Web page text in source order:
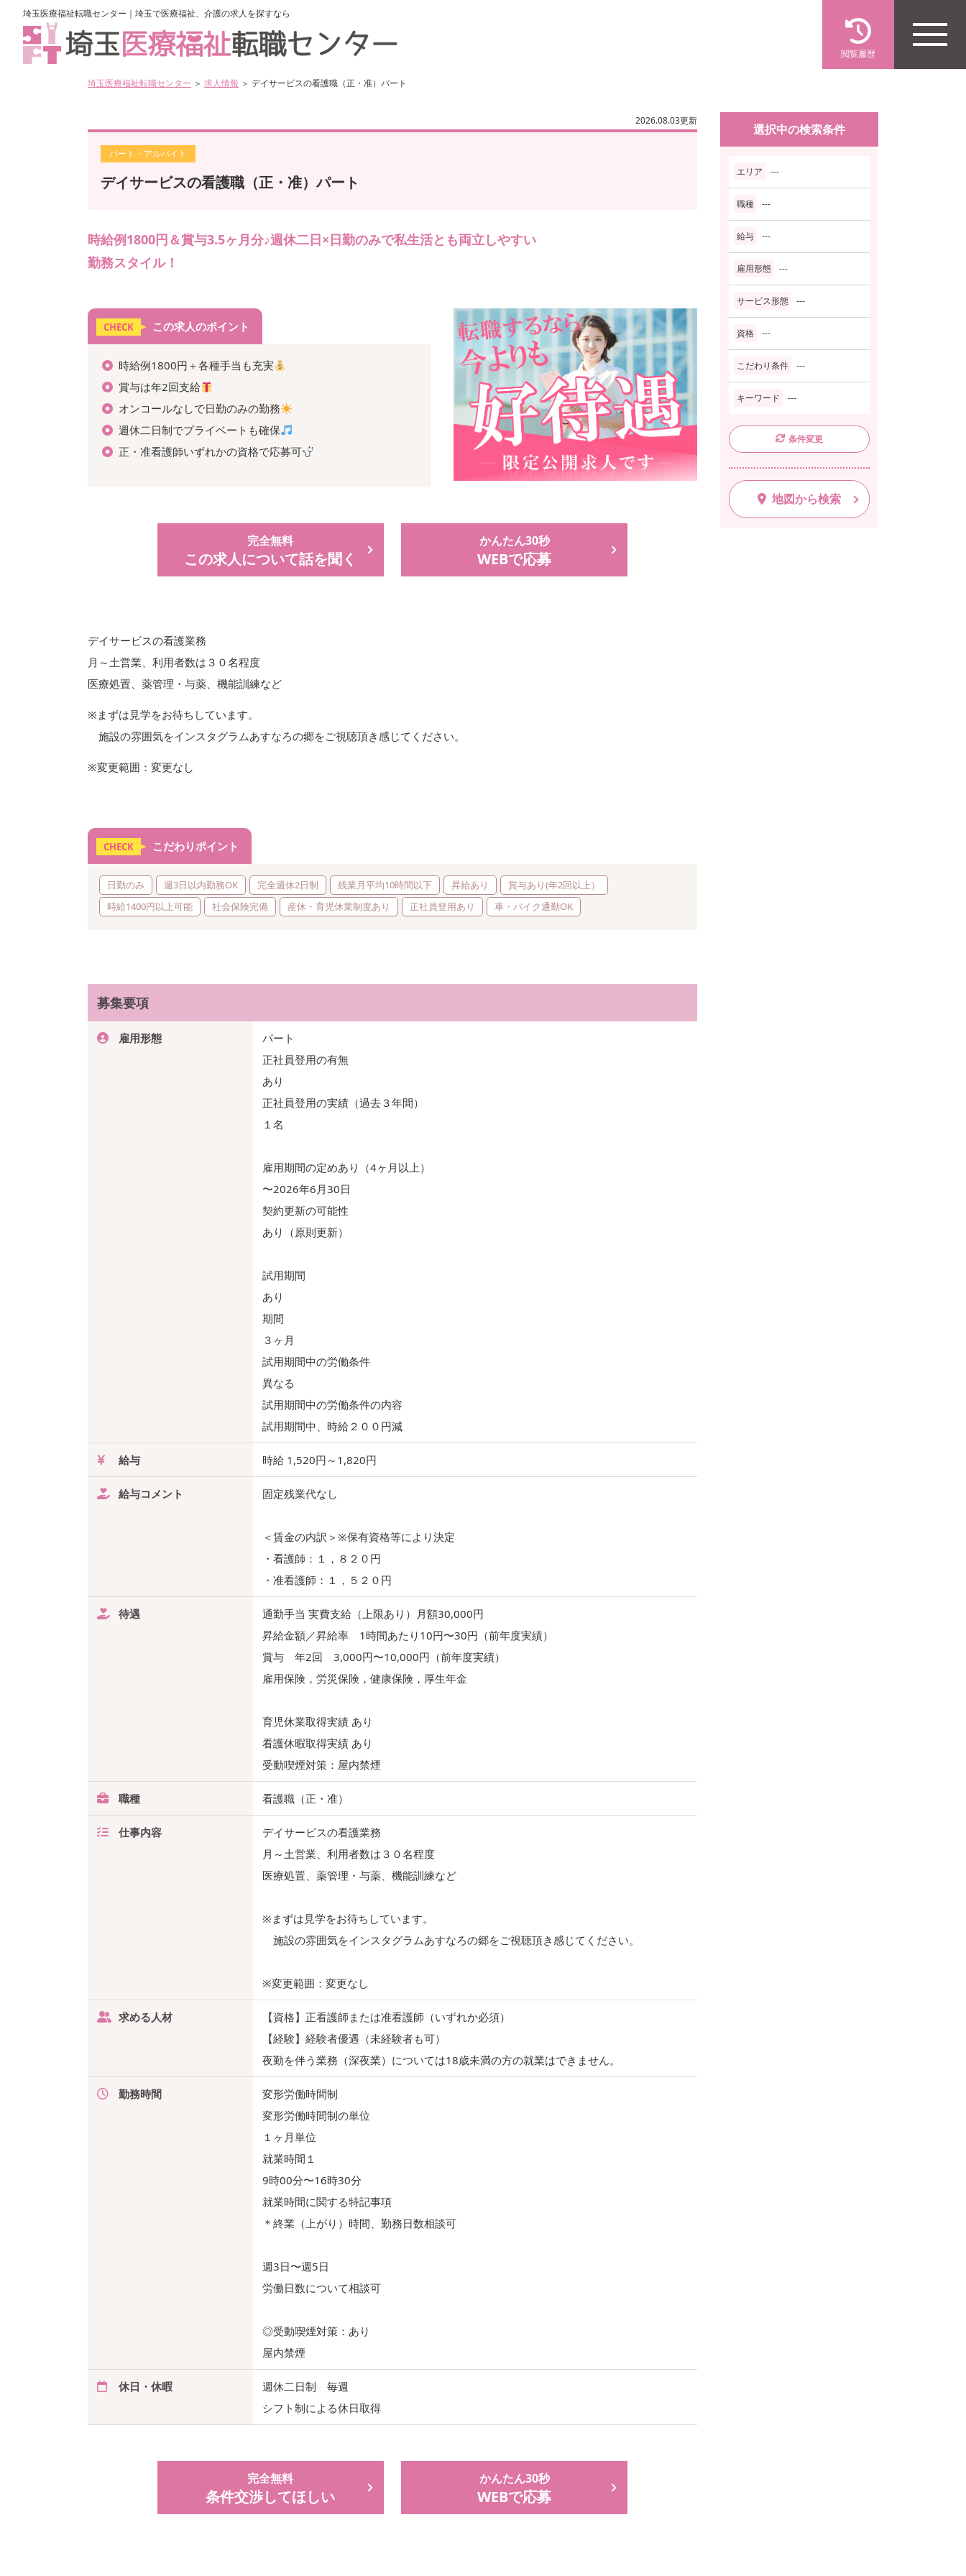
埼玉医療福祉転職センター｜埼玉で医療福祉、介護の求人を探すなら
閲覧履歴
埼玉医療福祉転職センター ＞ 求人情報 ＞ デイサービスの看護職（正・准）パート
選択中の検索条件
エリア ---
職種 ---
給与 ---
雇用形態 ---
サービス形態 ---
資格 ---
こだわり条件 ---
キーワード ---
条件変更
地図から検索
2026.08.03更新
パート・アルバイト
デイサービスの看護職（正・准）パート
時給例1800円＆賞与3.5ヶ月分♪週休二日×日勤のみで私生活とも両立しやすい
勤務スタイル！
CHECK この求人のポイント
時給例1800円＋各種手当も充実
賞与は年2回支給
オンコールなしで日勤のみの勤務
週休二日制でプライベートも確保
正・准看護師いずれかの資格で応募可
完全無料
この求人について話を聞く
かんたん30秒
WEBで応募
デイサービスの看護業務
月～土営業、利用者数は３０名程度
医療処置、薬管理・与薬、機能訓練など
※まずは見学をお待ちしています。
施設の雰囲気をインスタグラムあすなろの郷をご視聴頂き感じてください。
※変更範囲：変更なし
CHECK こだわりポイント
日勤のみ 週3日以内勤務OK 完全週休2日制 残業月平均10時間以下 昇給あり
賞与あり(年2回以上）
時給1400円以上可能
社会保険完備 産休・育児休業制度あり 正社員登用あり 車・バイク通勤OK
募集要項
雇用形態
パート
正社員登用の有無
あり
正社員登用の実績（過去３年間）
１名
雇用期間の定めあり（4ヶ月以上）
〜2026年6月30日
契約更新の可能性
あり（原則更新）
試用期間
あり
期間
３ヶ月
試用期間中の労働条件
異なる
試用期間中の労働条件の内容
試用期間中、時給２００円減
給与 時給 1,520円～1,820円
給与コメント 固定残業代なし
＜賃金の内訳＞※保有資格等により決定
・看護師：１，８２０円
・准看護師：１，５２０円
待遇
通勤手当 実費支給（上限あり）月額30,000円
昇給金額／昇給率 1時間あたり10円〜30円（前年度実績）
賞与 年2回 3,000円〜10,000円（前年度実績）
雇用保険，労災保険，健康保険，厚生年金
育児休業取得実績 あり
看護休暇取得実績 あり
受動喫煙対策：屋内禁煙
職種 看護職（正・准）
仕事内容
デイサービスの看護業務
月～土営業、利用者数は３０名程度
医療処置、薬管理・与薬、機能訓練など
※まずは見学をお待ちしています。
施設の雰囲気をインスタグラムあすなろの郷をご視聴頂き感じてください。
※変更範囲：変更なし
求める人材
【資格】正看護師または准看護師（いずれか必須）
【経験】経験者優遇（未経験者も可）
夜勤を伴う業務（深夜業）については18歳未満の方の就業はできません。
勤務時間
変形労働時間制
変形労働時間制の単位
１ヶ月単位
就業時間１
9時00分〜16時30分
就業時間に関する特記事項
＊終業（上がり）時間、勤務日数相談可
週3日〜週5日
労働日数について相談可
◎受動喫煙対策：あり
屋内禁煙
休日・休暇
週休二日制 毎週
シフト制による休日取得
完全無料
条件交渉してほしい
かんたん30秒
WEBで応募